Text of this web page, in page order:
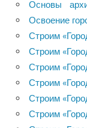
Основы
Освоение
Строим
Строим
Строим
Строим
Строим
Строим